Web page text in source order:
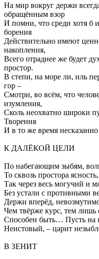
На мир вокруг держи
обращённым взор
И помни, что среди хотя б
борения
Действительно имеют
накопления,
Всего отраднее же будет
простор.
В степи, на море ли, иль
гор –
Смотри, во всём, что
изумления,
Сколь неохватно широки
Творения
И в то же время
К ДАЛЁКОЙ ЦЕЛИ
По набегающим зыбям,
То сквозь простора
Так через весь могучий и
Без устали с противными
Держи вперёд,
Чем твёрже курс, тем
Способен быть… Пусть на
Неистовый, – царит
В ЗЕНИТ